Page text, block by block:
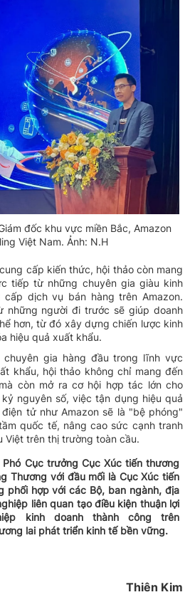
đốc khu vực miền Bắc, Amazon
Việt Nam. Ảnh: N.H
cấp kiến thức, hội thảo còn mang
tiếp từ những chuyên gia giàu kinh
dịch vụ bán hàng trên Amazon.
những người đi trước sẽ giúp doanh
hơn, từ đó xây dựng chiến lược kinh
hiệu quả xuất khẩu.
gia hàng đầu trong lĩnh vực
khẩu, hội thảo không chỉ mang đến
còn mở ra cơ hội hợp tác lớn cho
nguyên số, việc tận dụng hiệu quả
tử như Amazon sẽ là "bệ phóng"
quốc tế, nâng cao sức cạnh tranh
Việt trên thị trường toàn cầu.
Cục trưởng Cục Xúc tiến thương
Thương với đầu mối là Cục Xúc tiến
phối hợp với các Bộ, ban ngành, địa
liên quan tạo điều kiện thuận lợi
kinh doanh thành công trên
lai phát triển kinh tế bền vững.
Thiên Kim